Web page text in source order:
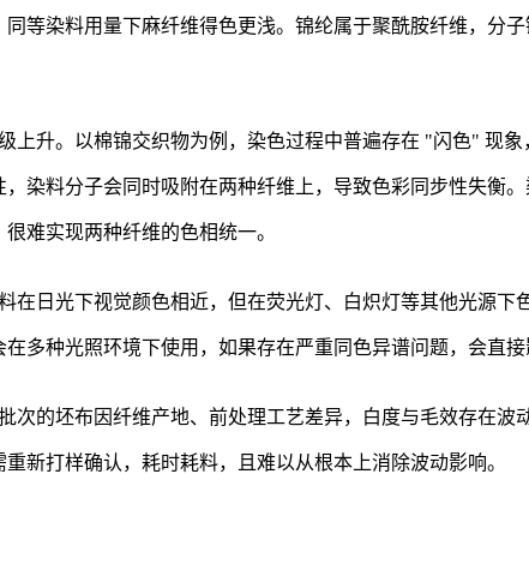
等染料用量下麻纤维得色更浅。锦纶属于聚酰胺纤维，分
上升。以棉锦交织物为例，染色过程中普遍存在 "闪色" 现
染料分子会同时吸附在两种纤维上，导致色彩同步性失衡
难实现两种纤维的色相统一。
在日光下视觉颜色相近，但在荧光灯、白炽灯等其他光源下
多种光照环境下使用，如果存在严重同色异谱问题，会直接
次的坯布因纤维产地、前处理工艺差异，白度与毛效存在
新打样确认，耗时耗料，且难以从根本上消除波动影响。